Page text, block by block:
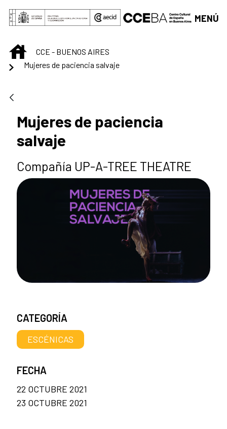
Saltar al contenido principal
MENÚ
INICIOCCE - BUENOS AIRES
Mujeres de paciencia salvaje
Mujeres de paciencia
salvaje
Compañía UP-A-TREE THEATRE
CATEGORÍA
ESCÉNICAS
FECHA
22 OCTUBRE 2021
23 OCTUBRE 2021